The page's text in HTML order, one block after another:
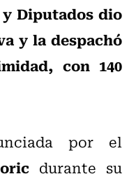
Diputados dio
y la despachó
con 140
por el
durante su